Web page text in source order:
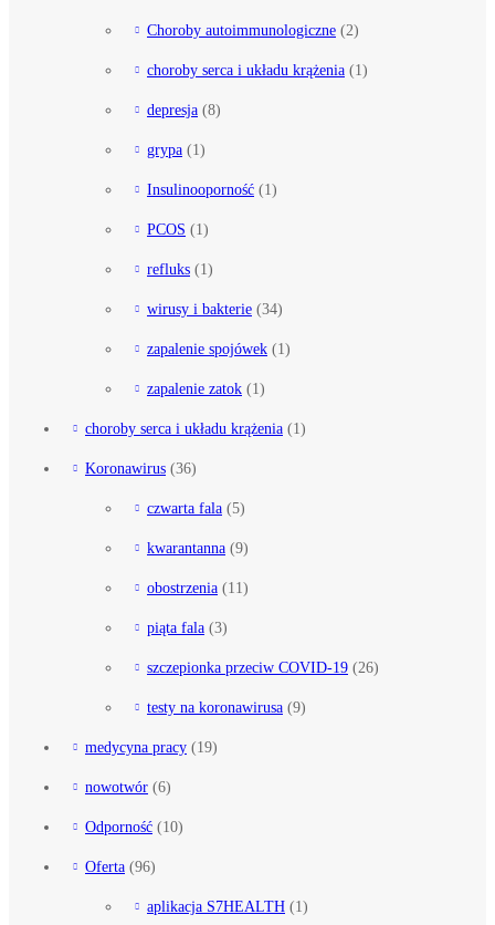
Choroby autoimmunologiczne (2)
choroby serca i układu krążenia (1)
depresja (8)
grypa (1)
Insulinooporność (1)
PCOS (1)
refluks (1)
wirusy i bakterie (34)
zapalenie spojówek (1)
zapalenie zatok (1)
choroby serca i układu krążenia (1)
Koronawirus (36)
czwarta fala (5)
kwarantanna (9)
obostrzenia (11)
piąta fala (3)
szczepionka przeciw COVID-19 (26)
testy na koronawirusa (9)
medycyna pracy (19)
nowotwór (6)
Odporność (10)
Oferta (96)
aplikacja S7HEALTH (1)